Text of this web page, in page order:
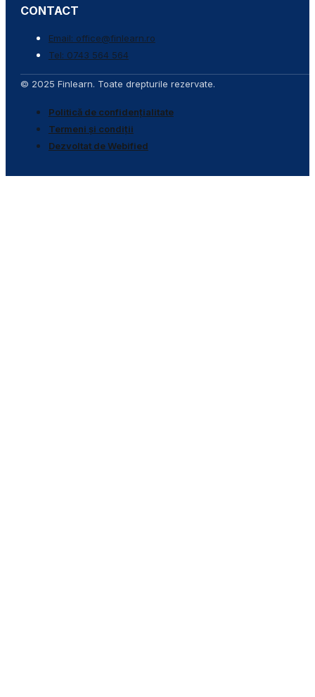
CONTACT
Email: office@finlearn.ro
Tel: 0743 564 564
© 2025 Finlearn. Toate drepturile rezervate.
Politică de confidențialitate
Termeni și condiții
Dezvoltat de Webified